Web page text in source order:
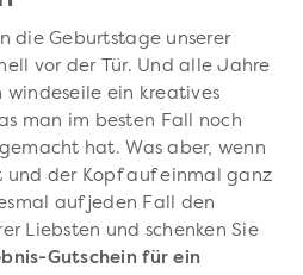
die Geburtstage unserer
vor der Tür. Und alle Jahre
windeseile ein kreatives
man im besten Fall noch
hat. Was aber, wenn
der Kopf auf einmal ganz
auf jeden Fall den
Liebsten und schenken Sie
Gutschein für ein